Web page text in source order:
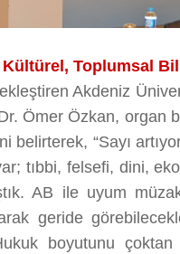
Kültürel, Toplumsal
Akdeniz
Ömer Özkan, organ
belirterek, “Sayı
tıbbi, felsefi, dini,
AB ile uyum
geride
boyutunu